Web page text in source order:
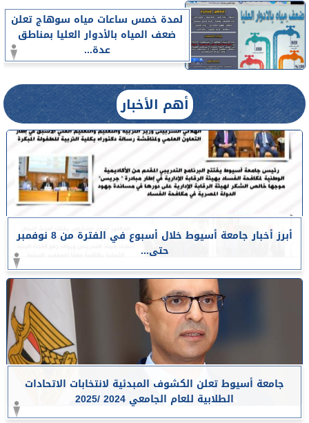
لمدة خمس ساعات مياه سوهاج تعلن
ضعف المياه بالأدوار العليا بمناطق
عدة...
أهم الأخبار
أبرز أخبار جامعة أسيوط خلال أسبوع في الفترة من 8 نوفمبر
حتى...
جامعة أسيوط تعلن الكشوف المبدئية لانتخابات الاتحادات
الطلابية للعام الجامعي 2024 /2025